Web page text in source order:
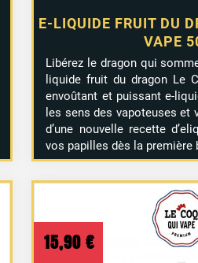
E-LIQUIDE FRUIT DU
VAPE
Libérez le dragon qui
liquide fruit du dragon Le
envoûtant et puissant e-
les sens des vapoteuses et
d’une nouvelle recette
vos papilles dès la première
15,90 €